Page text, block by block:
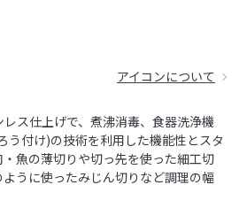
アイコンについて
ス仕上げで、煮沸消毒、食器洗浄機
う付け)の技術を利用した機能性とスタ
魚の薄切りや切っ先を使った細工切
うに使ったみじん切りなど調理の幅